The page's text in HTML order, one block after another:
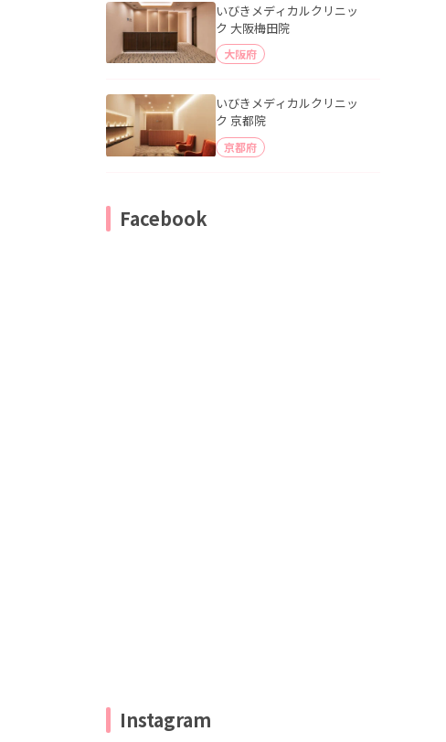
いびきメディカルクリニッ
ク 大阪梅田院
大阪府
いびきメディカルクリニッ
ク 京都院
京都府
Facebook
Instagram